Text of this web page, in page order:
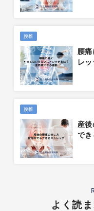
腰椎
腰
レ
腰椎
産
で
よく読